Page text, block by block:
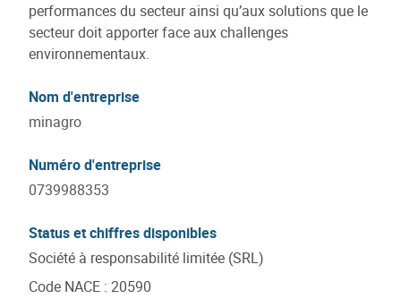
performances du secteur ainsi qu’aux solutions que le
secteur doit apporter face aux challenges
environnementaux.
Nom d'entreprise
minagro
Numéro d'entreprise
0739988353
Status et chiffres disponibles
Société à responsabilité limitée (SRL)
Code NACE : 20590